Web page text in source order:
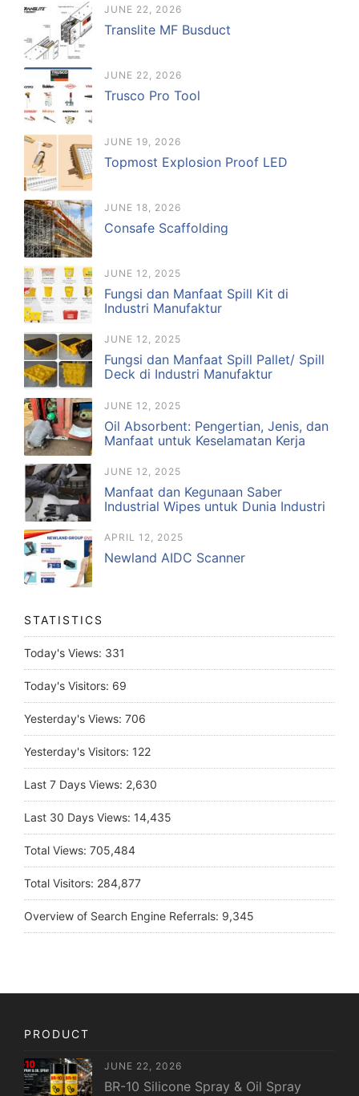
JUNE 22, 2026
Translite MF Busduct
JUNE 22, 2026
Trusco Pro Tool
JUNE 19, 2026
Topmost Explosion Proof LED
JUNE 18, 2026
Consafe Scaffolding
JUNE 12, 2025
Fungsi dan Manfaat Spill Kit di
Industri Manufaktur
JUNE 12, 2025
Fungsi dan Manfaat Spill Pallet/ Spill
Deck di Industri Manufaktur
JUNE 12, 2025
Oil Absorbent: Pengertian, Jenis, dan
Manfaat untuk Keselamatan Kerja
JUNE 12, 2025
Manfaat dan Kegunaan Saber
Industrial Wipes untuk Dunia Industri
APRIL 12, 2025
Newland AIDC Scanner
STATISTICS
Today's Views: 331
Today's Visitors: 69
Yesterday's Views: 706
Yesterday's Visitors: 122
Last 7 Days Views: 2,630
Last 30 Days Views: 14,435
Total Views: 705,484
Total Visitors: 284,877
Overview of Search Engine Referrals: 9,345
PRODUCT
JUNE 22, 2026
BR-10 Silicone Spray & Oil Spray